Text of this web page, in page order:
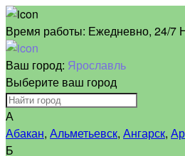
Время работы: Ежедневно, 24/7
Ваш город: Ярославль
Выберите ваш город
А
Абакан, Альметьевск, Ангарск,
Б